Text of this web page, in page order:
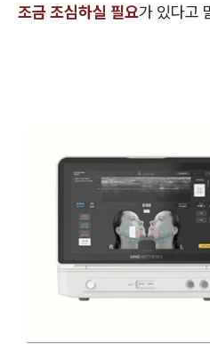
조금 조심하실 필요가 있다고